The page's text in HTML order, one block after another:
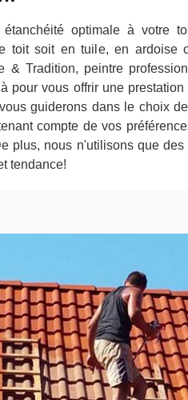
étanchéité optimale à votre
toit soit en tuile, en ardoise
& Tradition, peintre
pour vous offrir une
guiderons dans le choix
compte de vos
plus, nous n'utilisons que
tendance!